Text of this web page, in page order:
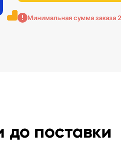
Минимальная сумма заказа
до поставки